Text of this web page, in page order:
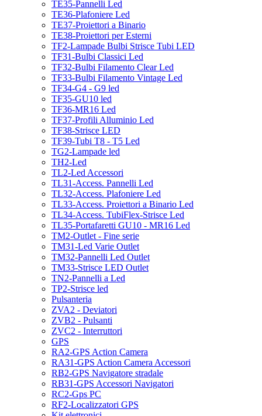
TE35-Pannelli Led
TE36-Plafoniere Led
TE37-Proiettori a Binario
TE38-Proiettori per Esterni
TF2-Lampade Bulbi Strisce Tubi LED
TF31-Bulbi Classici Led
TF32-Bulbi Filamento Clear Led
TF33-Bulbi Filamento Vintage Led
TF34-G4 - G9 led
TF35-GU10 led
TF36-MR16 Led
TF37-Profili Alluminio Led
TF38-Strisce LED
TF39-Tubi T8 - T5 Led
TG2-Lampade led
TH2-Led
TL2-Led Accessori
TL31-Access. Pannelli Led
TL32-Access. Plafoniere Led
TL33-Access. Proiettori a Binario Led
TL34-Access. TubiFlex-Strisce Led
TL35-Portafaretti GU10 - MR16 Led
TM2-Outlet - Fine serie
TM31-Led Varie Outlet
TM32-Pannelli Led Outlet
TM33-Strisce LED Outlet
TN2-Pannelli a Led
TP2-Strisce led
Pulsanteria
ZVA2 - Deviatori
ZVB2 - Pulsanti
ZVC2 - Interruttori
GPS
RA2-GPS Action Camera
RA31-GPS Action Camera Accessori
RB2-GPS Navigatore stradale
RB31-GPS Accessori Navigatori
RC2-Gps PC
RF2-Localizzatori GPS